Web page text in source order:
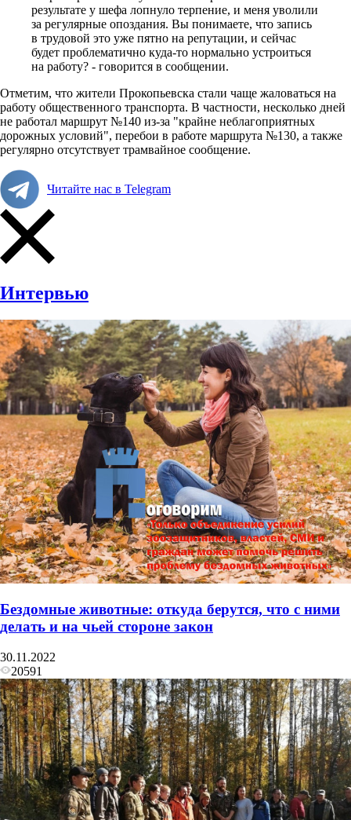
результате у шефа лопнуло терпение, и меня уволили
за регулярные опоздания. Вы понимаете, что запись
в трудовой это уже пятно на репутации, и сейчас
будет проблематично куда-то нормально устроиться
на работу? - говорится в сообщении.
Отметим, что жители Прокопьевска стали чаще жаловаться на
работу общественного транспорта. В частности, несколько дней
не работал маршрут №140 из-за "крайне неблагоприятных
дорожных условий", перебои в работе маршрута №130, а также
регулярно отсутствует трамвайное сообщение.
Читайте нас в Telegram
Интервью
Бездомные животные: откуда берутся, что с ними
делать и на чьей стороне закон
30.11.2022
20591